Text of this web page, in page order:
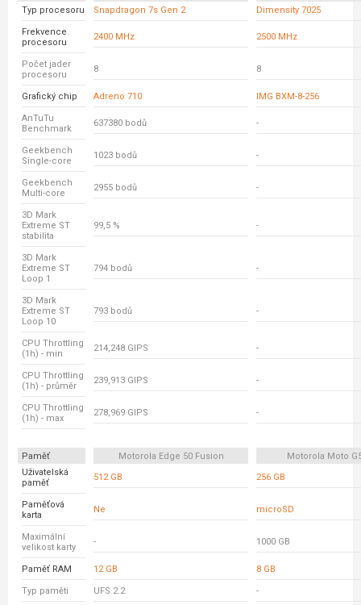
Typ procesoru
Snapdragon 7s Gen 2 Dimensity 7025
Frekvence
procesoru
2400 MHz 2500 MHz
Počet jader
procesoru
8 8
Grafický chip Adreno 710 IMG BXM-8-256
AnTuTu
Benchmark
637380 bodů -
Geekbench
Single-core
1023 bodů -
Geekbench
Multi-core
2955 bodů -
3D Mark
Extreme ST
stabilita
99,5 % -
3D Mark
Extreme ST
Loop 1
794 bodů -
3D Mark
Extreme ST
Loop 10
793 bodů -
CPU Throttling
(1h) - min
214,248 GIPS -
CPU Throttling
(1h) - průměr
239,913 GIPS -
CPU Throttling
(1h) - max
278,969 GIPS -
Paměť Motorola Edge 50 Fusion
Motorola Moto
Uživatelská
paměť
512 GB 256 GB
Paměťová
karta
Ne microSD
Maximální
velikost karty
- 1000 GB
Paměť RAM 12 GB 8 GB
Typ paměti UFS 2.2 -